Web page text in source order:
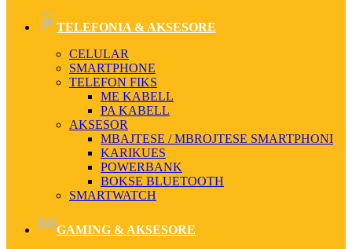
TELEFONIA & AKSESORE
CELULAR
SMARTPHONE
TELEFON FIKS
ME KABELL
PA KABELL
AKSESOR
MBAJTESE / MBROJTESE SMARTPHONI
KARIKUES
POWERBANK
BOKSE BLUETOOTH
SMARTWATCH
GAMING & AKSESORE